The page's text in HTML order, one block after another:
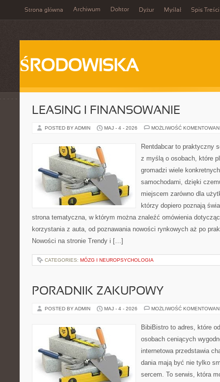
Strona główna Archiwum Doktor Dyżur Myślał Spis Treści
ŚRODOWISKA
LEASING I FINANSOWANIE
POSTED BY ADMIN MAJ - 4 - 2026 MOŻLIWOŚĆ
Rentdabcar to praktyczny
z myślą o osobach, które
gromadzi wiele
samochodami, dzięki
miejscem zarówno dla
którzy dopiero poznają
strona tematyczna, w którym można znaleźć omówienia
korzystania z auta, od poznawania nowości rynkowych aż po
Nowości na stronie Trendy i […]
CATEGORIES: MÓZG I NEUROPSYCHOLOGIA
PORADNIK ZAKUPOWY
POSTED BY ADMIN MAJ - 4 - 2026 MOŻLIWOŚĆ
BibiBistro to adres, które
osobach ceniących
internetowa przedstawia
dania mają być nie tylko
sercem. To serwis, która